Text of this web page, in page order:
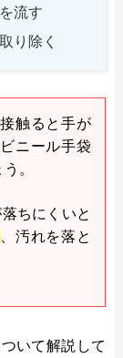
流す
り除く
触ると手が
ニール手袋
。
ちにくいと
、汚れを落と
いて解説して